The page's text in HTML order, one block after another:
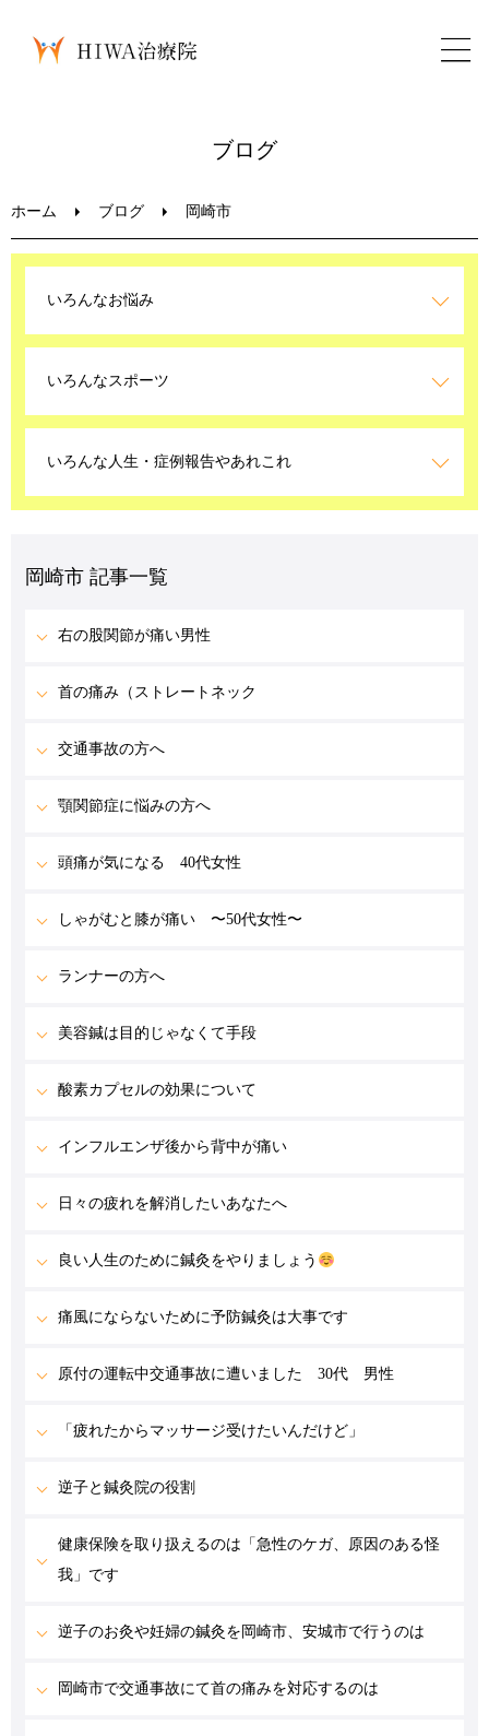
LINEお問い合わせ
ブログ
ホーム ブログ 岡崎市
いろんなお悩み
いろんなスポーツ
いろんな人生・症例報告やあれこれ
岡崎市 記事一覧
右の股関節が痛い男性
首の痛み（ストレートネック
交通事故の方へ
顎関節症に悩みの方へ
頭痛が気になる 40代女性
しゃがむと膝が痛い 〜50代女性〜
ランナーの方へ
美容鍼は目的じゃなくて手段
酸素カプセルの効果について
インフルエンザ後から背中が痛い
日々の疲れを解消したいあなたへ
良い人生のために鍼灸をやりましょう
痛風にならないために予防鍼灸は大事です
原付の運転中交通事故に遭いました 30代 男性
「疲れたからマッサージ受けたいんだけど」
逆子と鍼灸院の役割
健康保険を取り扱えるのは「急性のケガ、原因のある怪
我」です
逆子のお灸や妊婦の鍼灸を岡崎市、安城市で行うのは
岡崎市で交通事故にて首の痛みを対応するのは